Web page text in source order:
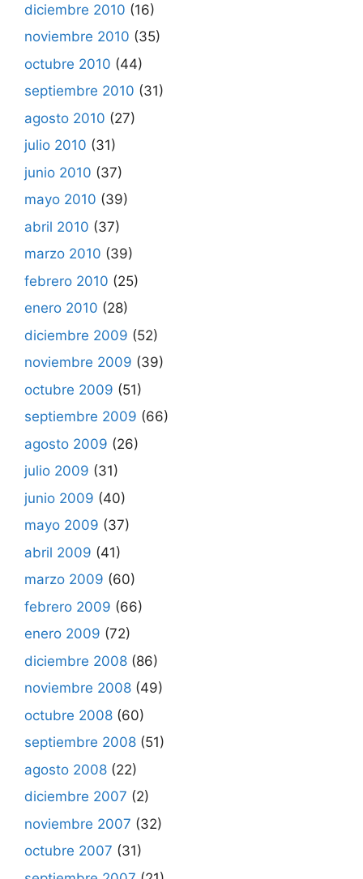
diciembre 2010 (16)
noviembre 2010 (35)
octubre 2010 (44)
septiembre 2010 (31)
agosto 2010 (27)
julio 2010 (31)
junio 2010 (37)
mayo 2010 (39)
abril 2010 (37)
marzo 2010 (39)
febrero 2010 (25)
enero 2010 (28)
diciembre 2009 (52)
noviembre 2009 (39)
octubre 2009 (51)
septiembre 2009 (66)
agosto 2009 (26)
julio 2009 (31)
junio 2009 (40)
mayo 2009 (37)
abril 2009 (41)
marzo 2009 (60)
febrero 2009 (66)
enero 2009 (72)
diciembre 2008 (86)
noviembre 2008 (49)
octubre 2008 (60)
septiembre 2008 (51)
agosto 2008 (22)
diciembre 2007 (2)
noviembre 2007 (32)
octubre 2007 (31)